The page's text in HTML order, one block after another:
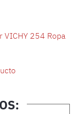
VICHY 254 Ropa